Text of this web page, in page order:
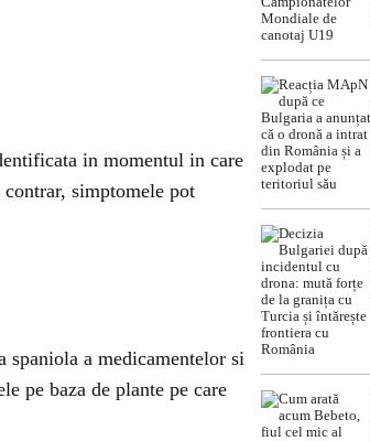
in momentul in care
simptomele pot
spaniola a medicamentelor si
pe baza de plante pe care